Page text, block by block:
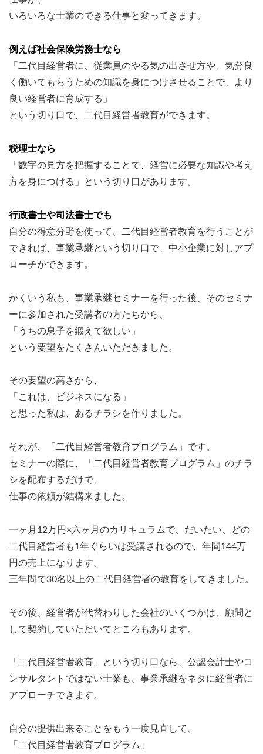
いろいろな士業のできる仕事と変ってきます。
例えば社会保険労務士なら
「二代目経営者に、従業員のやる気の出させ方や、気分良
く働いてもらうための知識を身につけさせることで、より
良い経営者に育成する」
という切り口で、二代目経営者教育ができます。
税理士なら
「数字の見方を把握することで、経営に必要な知識や考え
方を身につける」という切り口があります。
行政書士や司法書士でも
自分の得意分野を使って、二代目経営者教育を行うことが
できれば、事業承継という切り口で、中小企業に対しアプ
ローチができます。
かくいう私も、事業承継セミナーを行った後、そのセミナ
ーに参加された受講者の方たちから、
「うちの息子を鍛えて欲しい」
という要望をたくさんいただきました。
その要望の高さから、
「これは、ビジネスになる」
と思った私は、あるチラシを作りました。
それが、「二代目経営者教育プログラム」です。
セミナーの際に、「二代目経営者教育プログラム」のチラ
シを配布するだけで、
仕事の依頼が結構来ました。
一ヶ月12万円×六ヶ月のカリキュラムで、だいたい、どの
二代目経営者も1年ぐらいは受講されるので、年間144万
円の売上になります。
三年間で30名以上の二代目経営者の教育をしてきました。
その後、経営者が代替わりした会社のいくつかは、顧問と
して契約していただいてところもあります。
「二代目経営者教育」という切り口なら、公認会計士やコ
ンサルタントではない士業も、事業承継をネタに経営者に
アプローチできます。
自分の提供出来ることをもう一度見直して、
「二代目経営者教育プログラム」